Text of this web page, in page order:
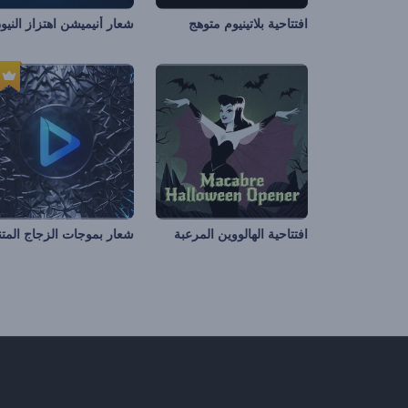
افتتاحية بلاتينيوم متوهج شعار أنيميشن اهتزاز
افتتاحية الهالووين المرعبة شعار بموجات الزجاج